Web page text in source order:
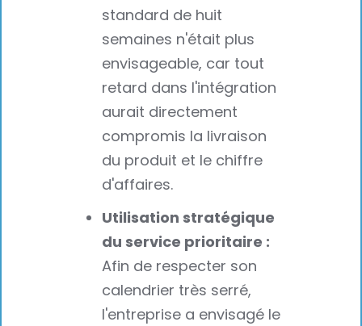
standard de huit
semaines n'était plus
envisageable, car tout
retard dans l'intégration
aurait directement
compromis la livraison
du produit et le chiffre
d'affaires.
Utilisation stratégique
du service prioritaire :
Afin de respecter son
calendrier très serré,
l'entreprise a envisagé le